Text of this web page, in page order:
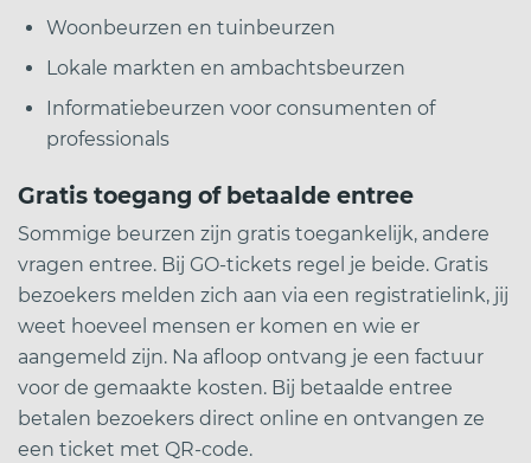
Woonbeurzen en tuinbeurzen
Lokale markten en ambachtsbeurzen
Informatiebeurzen voor consumenten of
professionals
Gratis toegang of betaalde entree
Sommige beurzen zijn gratis toegankelijk, andere
vragen entree. Bij GO-tickets regel je beide. Gratis
bezoekers melden zich aan via een registratielink, jij
weet hoeveel mensen er komen en wie er
aangemeld zijn. Na afloop ontvang je een factuur
voor de gemaakte kosten. Bij betaalde entree
betalen bezoekers direct online en ontvangen ze
een ticket met QR-code.